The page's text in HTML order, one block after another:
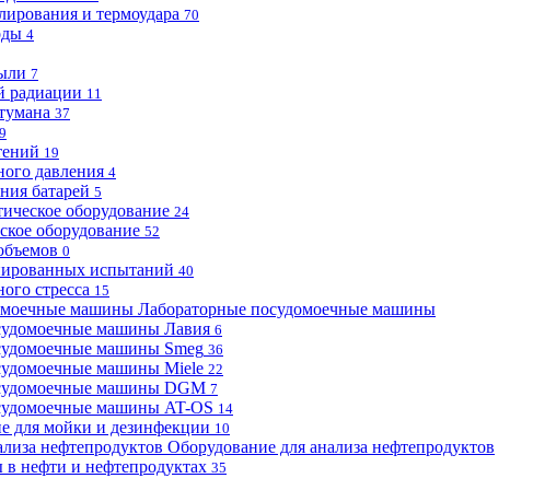
и термоудара 70
4
7
радиации 11
37
9
19
давления 4
батарей 5
оборудование 24
оборудование 52
0
испытаний 40
стресса 15
Лабораторные посудомоечные машины
машины Лавия 6
машины Smeg 36
машины Miele 22
машины DGM 7
машины AT-OS 14
для мойки и дезинфекции 10
Оборудование для анализа нефтепродуктов
нефти и нефтепродуктах 35